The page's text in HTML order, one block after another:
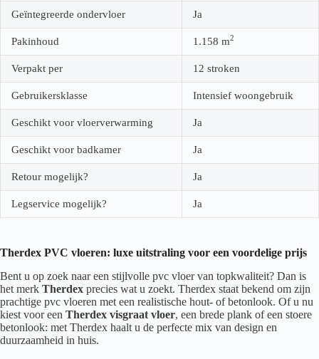
Geïntegreerde ondervloer Ja
Pakinhoud 1.158 m2
Verpakt per 12 stroken
Gebruikersklasse Intensief woongebruik
Geschikt voor vloerverwarming Ja
Geschikt voor badkamer Ja
Retour mogelijk? Ja
Legservice mogelijk? Ja
Therdex PVC vloeren: luxe uitstraling voor een voordelige prijs
Bent u op zoek naar een stijlvolle pvc vloer van topkwaliteit? Dan is
het merk Therdex precies wat u zoekt. Therdex staat bekend om zijn
prachtige pvc vloeren met een realistische hout- of betonlook. Of u nu
kiest voor een Therdex visgraat vloer, een brede plank of een stoere
betonlook: met Therdex haalt u de perfecte mix van design en
duurzaamheid in huis.